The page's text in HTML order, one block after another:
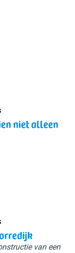
niet alleen
van een